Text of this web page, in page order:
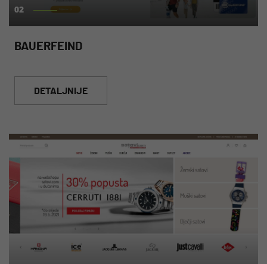
02
BAUERFEIND
DETALJNIJE